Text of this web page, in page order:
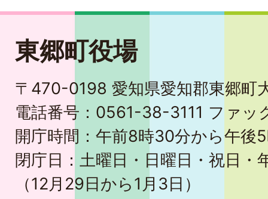
東郷町役場
〒470-0198 愛知県愛知郡東郷町
電話番号：0561-38-3111 ファ
開庁時間：午前8時30分から午後
閉庁日：土曜日・日曜日・祝日・
（12月29日から1月3日）